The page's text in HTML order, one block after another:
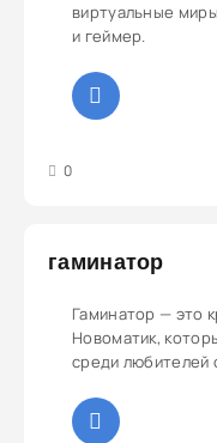
виртуальные
и геймер.
0
гаминатор
Гаминатор — это
Новоматик,
среди любителей